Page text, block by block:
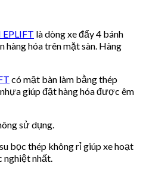
là dòng xe đẩy 4 bánh
hàng hóa trên mặt sàn. Hàng
có mặt bàn làm bằng thép
giúp đặt hàng hóa được êm
sử dụng.
bọc thép không rỉ giúp xe hoạt
nhất.